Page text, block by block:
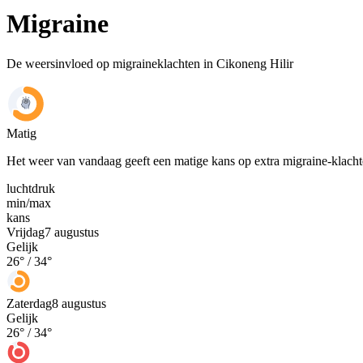
Migraine
De weersinvloed op migraineklachten in Cikoneng Hilir
Matig
Het weer van vandaag geeft een matige kans op extra migraine-
luchtdruk
min/max
kans
Vrijdag7 augustus
Gelijk
26° /34°
Zaterdag8 augustus
Gelijk
26° /34°